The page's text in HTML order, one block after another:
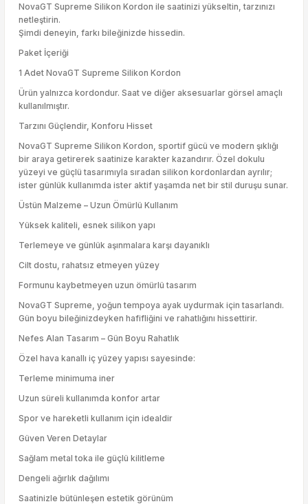
NovaGT Supreme Silikon Kordon ile saatinizi yükseltin, tarzınızı
netleştirin.
Şimdi deneyin, farkı bileğinizde hissedin.
Paket İçeriği
1 Adet NovaGT Supreme Silikon Kordon
Ürün yalnızca kordondur. Saat ve diğer aksesuarlar görsel amaçlı
kullanılmıştır.
Tarzını Güçlendir, Konforu Hisset
NovaGT Supreme Silikon Kordon, sportif gücü ve modern şıklığı
bir araya getirerek saatinize karakter kazandırır. Özel dokulu
yüzeyi ve güçlü tasarımıyla sıradan silikon kordonlardan ayrılır;
ister günlük kullanımda ister aktif yaşamda net bir stil duruşu sunar.
Üstün Malzeme – Uzun Ömürlü Kullanım
Yüksek kaliteli, esnek silikon yapı
Terlemeye ve günlük aşınmalara karşı dayanıklı
Cilt dostu, rahatsız etmeyen yüzey
Formunu kaybetmeyen uzun ömürlü tasarım
NovaGT Supreme, yoğun tempoya ayak uydurmak için tasarlandı.
Gün boyu bileğinizdeyken hafifliğini ve rahatlığını hissettirir.
Nefes Alan Tasarım – Gün Boyu Rahatlık
Özel hava kanallı iç yüzey yapısı sayesinde:
Terleme minimuma iner
Uzun süreli kullanımda konfor artar
Spor ve hareketli kullanım için idealdir
Güven Veren Detaylar
Sağlam metal toka ile güçlü kilitleme
Dengeli ağırlık dağılımı
Saatinizle bütünleşen estetik görünüm